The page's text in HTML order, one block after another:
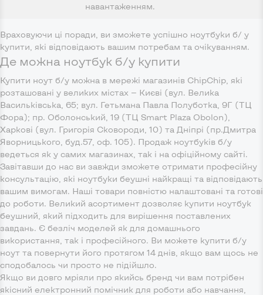
навантаженням.
Враховуючи ці поради, ви зможете успішно ноутбуки б/ у
купити, які відповідають вашим потребам та очікуванням.
Де можна ноутбук б/у купити
Купити ноут б/у можна в мережі магазинів ChipChip, які
розташовані у великих містах — Києві (вул. Велика
Васильківська, 65; вул. Гетьмана Павла Полуботка, 9Г (ТЦ
Фора); пр. Оболонський, 19 (ТЦ Smart Plaza Obolon),
Харкові (вул. Григорія Сковороди, 10) та Дніпрі (пр.Дмитра
Яворницького, буд.57, оф. 105). Продаж ноутбуків б/у
ведеться як у самих магазинах, так і на офіційному сайті.
Завітавши до нас ви завжди зможете отримати професійну
консультацію, які ноутбуки беушні найкращі та відповідають
вашим вимогам. Наші товари повністю налаштовані та готові
до роботи. Великий асортимент дозволяє купити ноутбук
беушний, який підходить для вирішення поставлених
завдань. Є безліч моделей як для домашнього
використання, так і професійного. Ви можете купити б/у
ноут та повернути його протягом 14 днів, якщо вам щось не
сподобалось чи просто не підійшло.
Якщо ви довго мріяли про якийсь бренд чи вам потрібен
якісний електронний помічник для роботи або навчання,